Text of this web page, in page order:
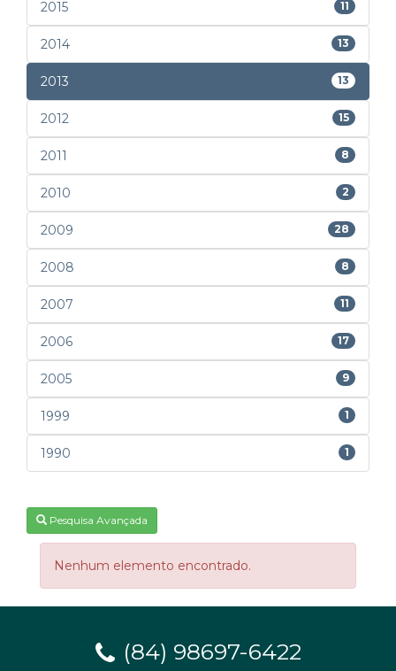
2015 11
2014 13
2013 13
2012 15
2011 8
2010 2
2009 28
2008 8
2007 11
2006 17
2005 9
1999 1
1990 1
Pesquisa Avançada
Nenhum elemento encontrado.
(84) 98697-6422